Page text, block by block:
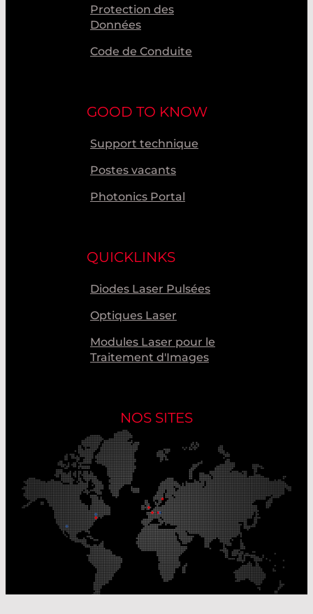
Protection des
Données
Code de Conduite
GOOD TO KNOW
Support technique
Postes vacants
Photonics Portal
QUICKLINKS
Diodes Laser Pulsées
Optiques Laser
Modules Laser pour le
Traitement d'Images
NOS SITES